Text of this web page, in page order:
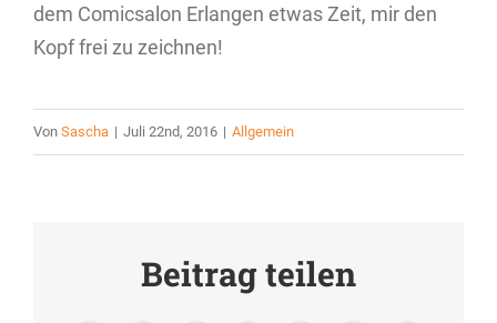
dem Comicsalon Erlangen etwas Zeit, mir den
Kopf frei zu zeichnen!
Von Sascha | Juli 22nd, 2016 | Allgemein
Beitrag teilen